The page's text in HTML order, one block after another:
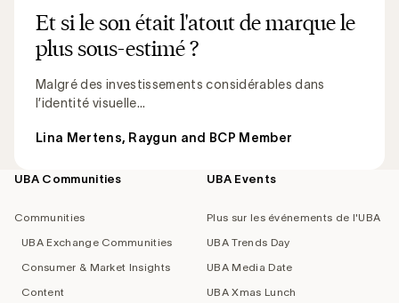
Et si le son était l'atout de marque le
plus sous-estimé ?
Malgré des investissements considérables dans
l’identité visuelle...
Lina Mertens, Raygun and BCP Member
Footer
UBA Communities
Communities
UBA Exchange Communities
Consumer & Market Insights
Content
UBA Events
Plus sur les événements de l'UBA
UBA Trends Day
UBA Media Date
UBA Xmas Lunch